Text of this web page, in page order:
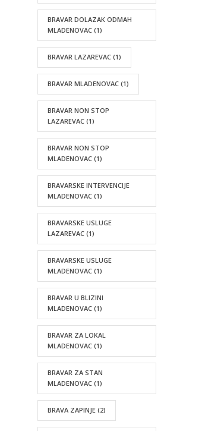
BRAVAR DOLAZAK ODMAH
MLADENOVAC (1)
BRAVAR LAZAREVAC (1)
BRAVAR MLADENOVAC (1)
BRAVAR NON STOP
LAZAREVAC (1)
BRAVAR NON STOP
MLADENOVAC (1)
BRAVARSKE INTERVENCIJE
MLADENOVAC (1)
BRAVARSKE USLUGE
LAZAREVAC (1)
BRAVARSKE USLUGE
MLADENOVAC (1)
BRAVAR U BLIZINI
MLADENOVAC (1)
BRAVAR ZA LOKAL
MLADENOVAC (1)
BRAVAR ZA STAN
MLADENOVAC (1)
BRAVA ZAPINJE (2)